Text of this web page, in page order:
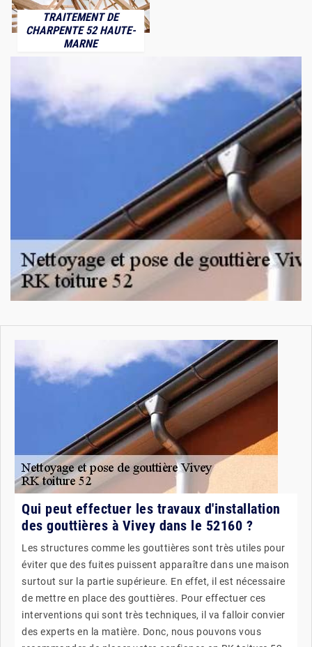
TRAITEMENT DE
CHARPENTE 52 HAUTE-
MARNE
Qui peut effectuer les travaux d'installation
des gouttières à Vivey dans le 52160 ?
Les structures comme les gouttières sont très utiles pour
éviter que des fuites puissent apparaître dans une maison
surtout sur la partie supérieure. En effet, il est nécessaire
de mettre en place des gouttières. Pour effectuer ces
interventions qui sont très techniques, il va falloir convier
des experts en la matière. Donc, nous pouvons vous